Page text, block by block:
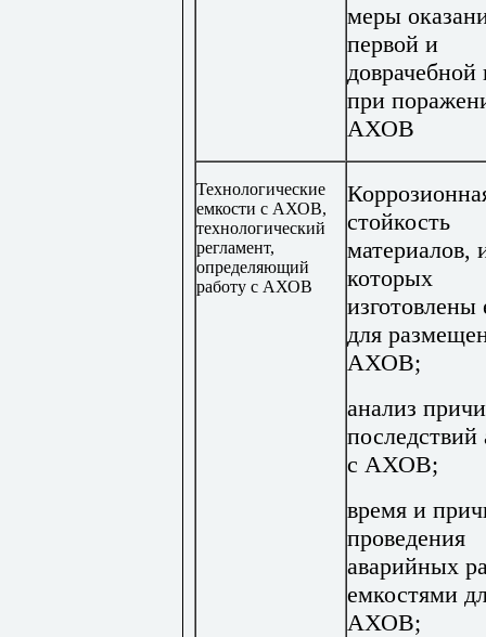
меры
первой и
при
АХОВ
Технологические
емкости с АХОВ,
технологический
регламент,
определяющий
работу с АХОВ
стойкость
материалов,
которых
изготовлены
для
АХОВ;
анализ
последствий
с АХОВ;
время и
проведения
аварийных
емкостями
АХОВ;